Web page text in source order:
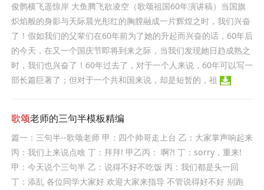
俊鹘横飞遥惊岸 大鱼腾飞欲凌空（歌颂祖国60年演讲稿）当国旗
炽焰般的身影与天际晨光彤红的胸膛融成一片辉煌之时，我们兴奋
了！假如我们的父辈们在60年前为了她的升起而兴奋的话，60年后
的今天，在又一个国庆节即将到来之际，当我们发现她日趋成熟之
时，我们也兴奋了！60年过去了，对于一个人来说，60年可以写一
部长篇巨著了；但对于一个共和国来说，却是短暂的，祖
歌颂老师的三句半模板精编
篇一：三句半--歌颂老师 甲：四个帅哥走上台 乙：大家掌声响起来
丙：我们上来说点啥 丁：拜拜! 甲乙丙： 啊?! 丁：sorry，重来!
甲：今天说个三句半 乙：说得不好不吃饭 丙：我们都是头一回
丁：添乱 各位同学大家好 欢迎大家来指导 不管说得好不好 别跑